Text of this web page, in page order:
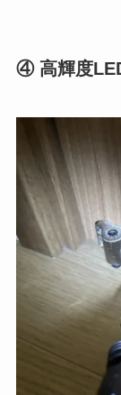
④ 高輝度